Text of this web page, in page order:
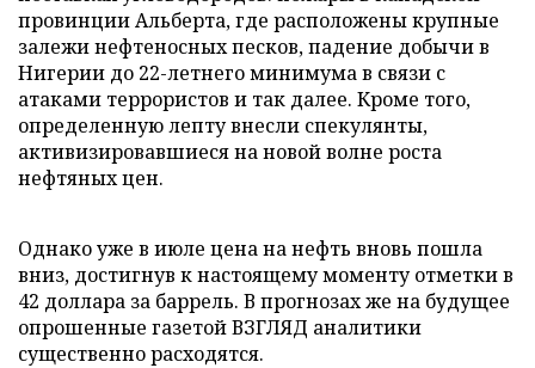
провинции Альберта, где расположены крупные
залежи нефтеносных песков, падение добычи в
Нигерии до 22-летнего минимума в связи с
атаками террористов и так далее. Кроме того,
определенную лепту внесли спекулянты,
активизировавшиеся на новой волне роста
нефтяных цен.
Однако уже в июле цена на нефть вновь пошла
вниз, достигнув к настоящему моменту отметки в
42 доллара за баррель. В прогнозах же на будущее
опрошенные газетой ВЗГЛЯД аналитики
существенно расходятся.